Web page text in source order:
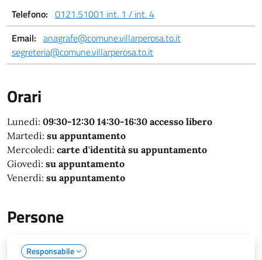
Telefono: 0121.51001 int. 1 / int. 4
Email: anagrafe@comune.villarperosa.to.it
segreteria@comune.villarperosa.to.it
Orari
Lunedì: 09:30-12:30 14:30-16:30 accesso libero
Martedì: su appuntamento
Mercoledì: carte d'identità su appuntamento
Giovedì: su appuntamento
Venerdì: su appuntamento
Persone
Responsabile